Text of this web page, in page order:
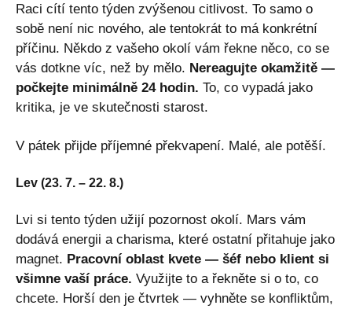
Raci cítí tento týden zvýšenou citlivost. To samo o
sobě není nic nového, ale tentokrát to má konkrétní
příčinu. Někdo z vašeho okolí vám řekne něco, co se
vás dotkne víc, než by mělo. Nereagujte okamžitě —
počkejte minimálně 24 hodin. To, co vypadá jako
kritika, je ve skutečnosti starost.
V pátek přijde příjemné překvapení. Malé, ale potěší.
Lev (23. 7. – 22. 8.)
Lvi si tento týden užijí pozornost okolí. Mars vám
dodává energii a charisma, které ostatní přitahuje jako
magnet. Pracovní oblast kvete — šéf nebo klient si
všimne vaší práce. Využijte to a řekněte si o to, co
chcete. Horší den je čtvrtek — vyhněte se konfliktům,